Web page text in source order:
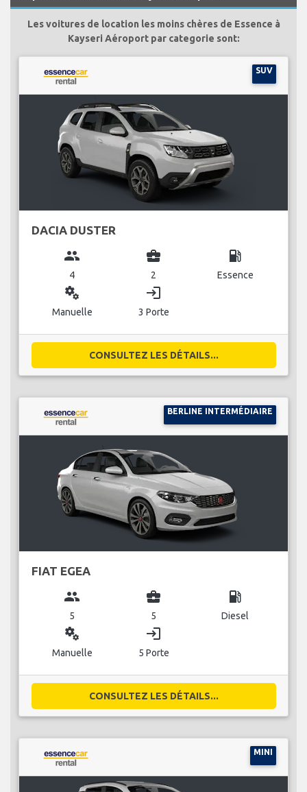
Les voitures de location les moins chères de Essence à
Kayseri Aéroport par categorie sont:
SUV
DACIA DUSTER
group
4
business_center
2
local_gas_station
Essence
miscellaneous_services
Manuelle
login
3 Porte
CONSULTEZ LES DÉTAILS...
BERLINE INTERMÉDIAIRE
FIAT EGEA
group
5
business_center
5
local_gas_station
Diesel
miscellaneous_services
Manuelle
login
5 Porte
CONSULTEZ LES DÉTAILS...
MINI